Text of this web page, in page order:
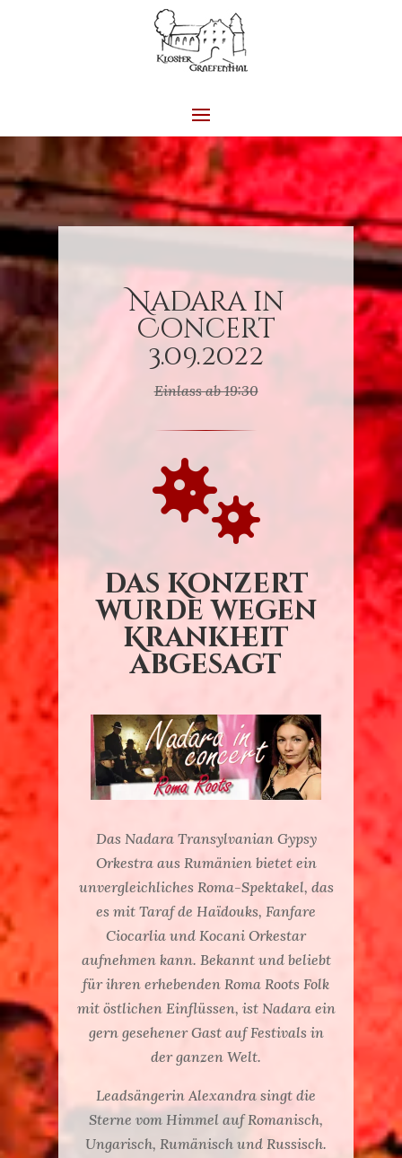
Nadara in
Concert
3.09.2022
Einlass ab 19:30

das Konzert
wurde wegen
Krankheit
abgesagt
Das Nadara Transylvanian Gypsy
Orkestra aus Rumänien bietet ein
unvergleichliches Roma-Spektakel, das
es mit Taraf de Haïdouks, Fanfare
Ciocarlia und Kocani Orkestar
aufnehmen kann. Bekannt und beliebt
für ihren erhebenden Roma Roots Folk
mit östlichen Einflüssen, ist Nadara ein
gern gesehener Gast auf Festivals in
der ganzen Welt.
Leadsängerin Alexandra singt die
Sterne vom Himmel auf Romanisch,
Ungarisch, Rumänisch und Russisch.